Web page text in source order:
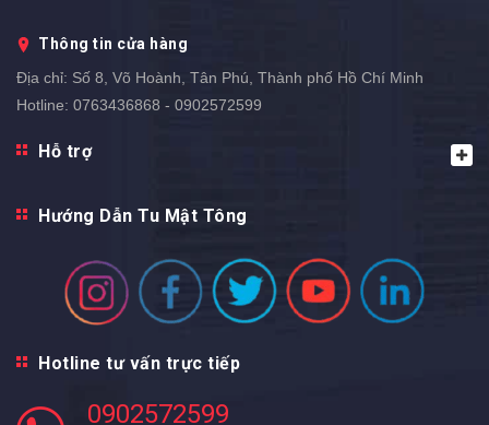
Thông tin cửa hàng
Địa chỉ: Số 8, Võ Hoành, Tân Phú, Thành phố Hồ Chí Minh
Hotline: 0763436868 - 0902572599
Hỗ trợ
Hướng Dẫn Tu Mật Tông
Hotline tư vấn trực tiếp
0902572599